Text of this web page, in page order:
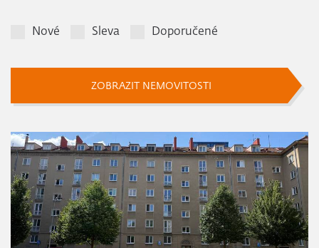
Nové Sleva Doporučené
ZOBRAZIT NEMOVITOSTI